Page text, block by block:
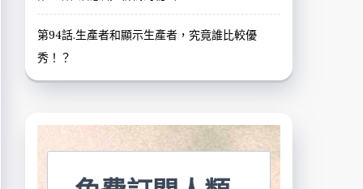
第94話.生產者和顯示生產者，究竟誰比較優
秀！？